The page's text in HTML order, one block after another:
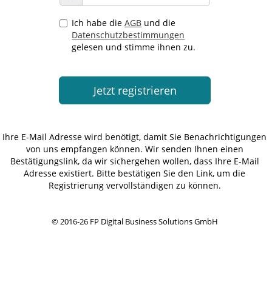
Ich habe dieAGB und die
Datenschutzbestimmungen
gelesen und stimme ihnen zu.
Ihre E-Mail Adresse wird benötigt, damit Sie Benachrichtigungen
von uns empfangen können. Wir senden Ihnen einen
Bestätigungslink, da wir sichergehen wollen, dass Ihre E-Mail
Adresse existiert. Bitte bestätigen Sie den Link, um die
Registrierung vervollständigen zu können.
© 2016-26 FP Digital Business Solutions GmbH